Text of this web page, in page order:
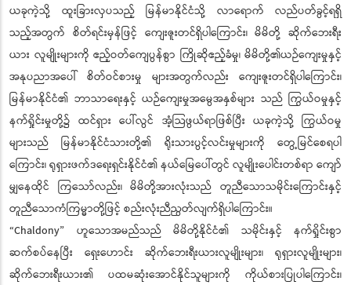
ယခုကဲ့သို့ ထူးခြားလှပသည့် မြန်မာနိုင်ငံသို့ လာရောက် လည်ပတ်ခွင့်ရရှိ
သည့်အတွက် စိတ်ရင်းမှန်ဖြင့် ကျေးဇူးတင်ရှိပါကြောင်း၊ မိမိတို့ ဆိုက်ဘေးရီး
ယား လူမျိုးများကို ဧည့်ဝတ်ကျေပွန်စွာ ကြိုဆိုဧည့်ခံမှု၊ မိမိတို့၏ယဉ်ကျေးမှုနှင့်
အနုပညာအပေါ် စိတ်ဝင်စားမှု များအတွက်လည်း ကျေးဇူးတင်ရှိပါကြောင်း၊
မြန်မာနိုင်ငံ၏ ဘာသာရေးနှင့် ယဉ်ကျေးမှုအမွေအနှစ်များ သည် ကြွယ်ဝမှုနှင့်
နက်ရှိုင်းမှုတို့၌ ထင်ရှား ပေါ်လွင် အံ့သြဖွယ်ရာဖြစ်ပြီး ယခုကဲ့သို့ ကြွယ်ဝမှု
များသည် မြန်မာနိုင်ငံသားတို့၏ ရိုးသားပွင့်လင်းမှုများကို တွေ့မြင်စေရပါ
ကြောင်း၊ ရုရှားဖက်ဒရေးရှင်းနိုင်ငံ၏ နယ်မြေပေါ်တွင် လူမျိုးပေါင်းတစ်ရာ ကျော်
မျှနေထိုင် ကြသော်လည်း၊ မိမိတို့အားလုံးသည် တူညီသောသမိုင်းကြောင်းနှင့်
တူညီသောကံကြမ္မာတို့ဖြင့် စည်းလုံးညီညွတ်လျက်ရှိပါကြောင်း။
“Chaldony” ဟူသောအမည်သည် မိမိတို့နိုင်ငံ၏ သမိုင်းနှင့် နက်ရှိုင်းစွာ
ဆက်စပ်နေပြီး ရှေးဟောင်း ဆိုက်ဘေးရီးယားလူမျိုးများ၊ ရုရှားလူမျိုးများ၊
ဆိုက်ဘေးရီးယား၏ ပထမဆုံးအောင်နိုင်သူများကို ကိုယ်စားပြုပါကြောင်း၊